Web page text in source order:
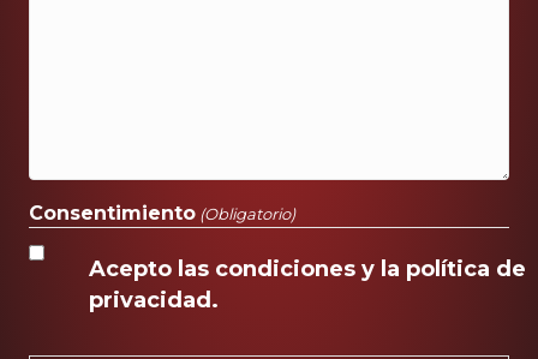
Consentimiento (Obligatorio)
Acepto las condiciones y la política de
privacidad.